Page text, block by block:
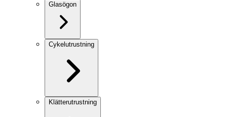
Glasögon
Cykelutrustning
Klätterutrustning